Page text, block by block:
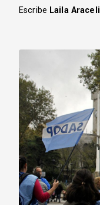
Escribe Laila Araceli